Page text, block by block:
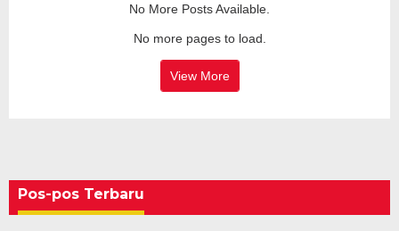
No More Posts Available.
No more pages to load.
View More
Pos-pos Terbaru